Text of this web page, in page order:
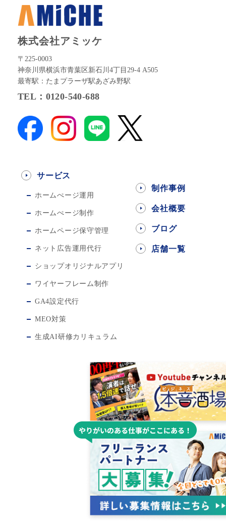
株式会社アミッケ
〒225-0003
神奈川県横浜市青葉区新石川4丁目29-4 A505
最寄駅：たまプラーザ駅あざみ野駅
TEL：0120-540-688
サービス
ホームぺージ運用
ホームぺージ制作
ホームページ保守管理
ネット広告運用代行
ショップオリジナルアプリ
ワイヤーフレーム制作
GA4設定代行
MEO対策
生成AI研修カリキュラム
制作事例
会社概要
ブログ
店舗一覧